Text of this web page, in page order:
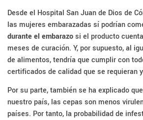
Desde el Hospital San Juan de Dios de
las mujeres embarazadas sí podrían
durante el embarazosi el producto
meses de curación. Y, por supuesto, al
de alimentos, tendría que cumplir con
certificados de calidad que se requieran
Por su parte, también se ha explicado
nuestro país, las cepas son menos
países. Por tanto, la probabilidad de